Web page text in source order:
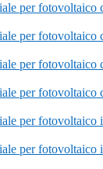
per fotovoltaico
per fotovoltaico
per fotovoltaico
per fotovoltaico
per fotovoltaico
per fotovoltaico